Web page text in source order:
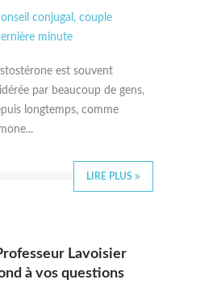
conjugal , couple
minute
est souvent
par beaucoup de gens,
longtemps, comme
LIRE PLUS
Lavoisier
à vos questions